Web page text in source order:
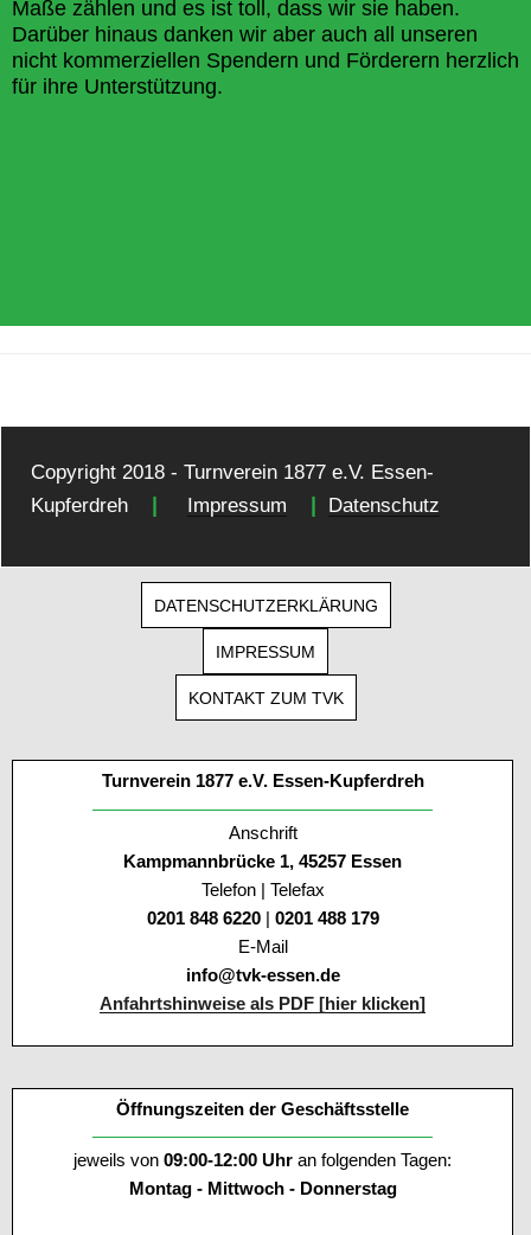
Maße zählen und es ist toll, dass wir sie haben.
Darüber hinaus danken wir aber auch all unseren
nicht kommerziellen Spendern und Förderern herzlich
für ihre Unterstützung.
Copyright 2018 - Turnverein 1877 e.V. Essen-
Kupferdreh
| Impressum | Datenschutz
DATENSCHUTZERKLÄRUNG
IMPRESSUM
KONTAKT ZUM TVK
Turnverein 1877 e.V. Essen-Kupferdreh
Anschrift
Kampmannbrücke 1, 45257 Essen
Telefon | Telefax
0201 848 6220 | 0201 488 179
E-Mail
info@tvk-essen.de
Anfahrtshinweise als PDF [hier klicken]
Öffnungszeiten der Geschäftsstelle
jeweils von 09:00-12:00 Uhr an folgenden Tagen:
Montag - Mittwoch - Donnerstag